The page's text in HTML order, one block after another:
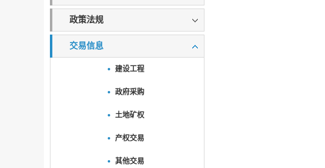
政策法规
交易信息
建设工程
政府采购
土地矿权
产权交易
其他交易